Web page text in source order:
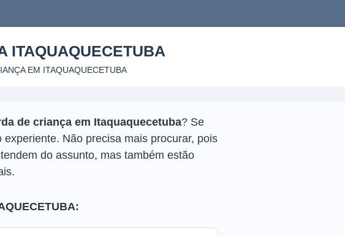
ITAQUAQUECETUBA
EM ITAQUAQUECETUBA
de criança em Itaquaquecetuba? Se
Não precisa mais procurar, pois
do assunto, mas também estão